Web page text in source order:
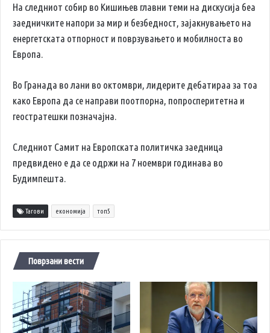
На следниот собир во Кишињев главни теми на дискусија беа
заедничките напори за мир и безбедност, зајакнувањето на
енергетската отпорност и поврзувањето и мобилноста во
Европа.
Во Гранада во лани во октомври, лидерите дебатираа за тоа
како Европа да се направи поотпорна, попросперитетна и
геостратешки позначајна.
Следниот Самит на Европската политичка заедница
предвидено е да се одржи на 7 ноември годинава во
Будимпешта.
Тагови економија топ5
Поврзани вести